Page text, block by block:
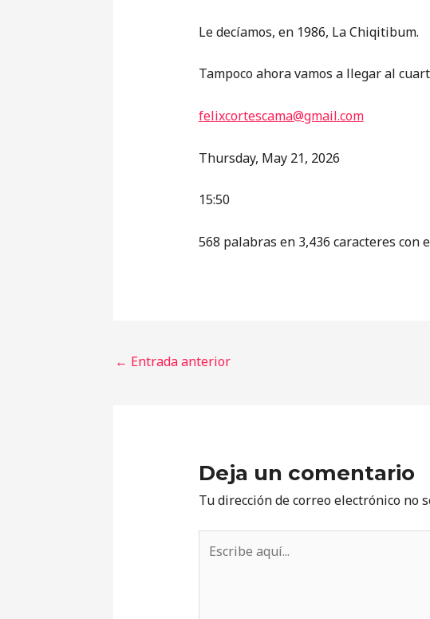
Le decíamos, en 1986, La Chiqitibum.
Tampoco ahora vamos a llegar al
felixcortescama@gmail.com
Thursday, May 21, 2026
15:50
568 palabras en 3,436 caracteres con
← Entrada anterior
Deja un comentario
Tu dirección de correo electrónico no
aquí...